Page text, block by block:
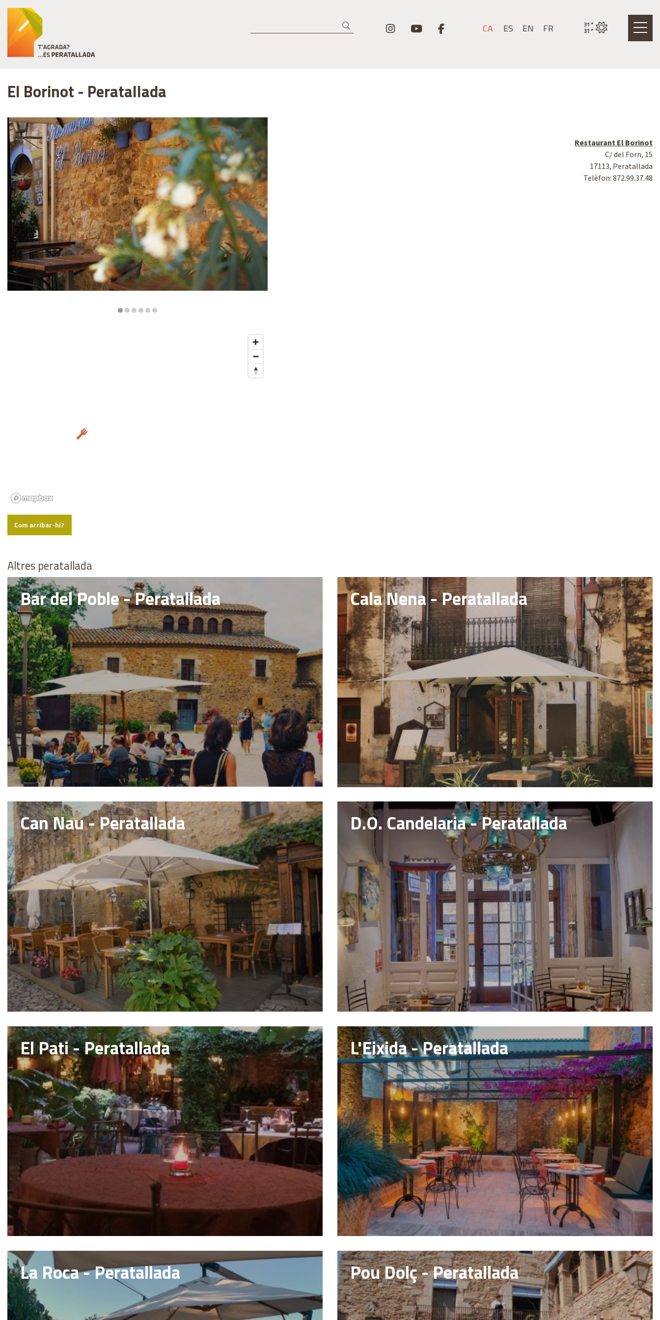
CA ES EN FR
Link a instagram
Link a youtube
Link a facebook Estat actual del
31 °
31 °
El Borinot - Peratallada
Com arribar-hi?
Restaurant El Borinot
C/ del Forn, 15
17113, Peratallada
Telèfon: 872.99.37.48
Altres peratallada
Bar del Poble - Peratallada Cala Nena - Peratallada
Can Nau - Peratallada D.O. Candelaria - Peratallada
El Pati - Peratallada L'Eixida - Peratallada
La Roca - Peratallada Pou Dolç - Peratallada